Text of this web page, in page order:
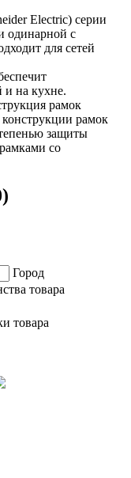
Electric) серии
одинарной с
для сетей
и на кухне.
рамок
конструкции рамок
защиты
со
Город
товара
товара